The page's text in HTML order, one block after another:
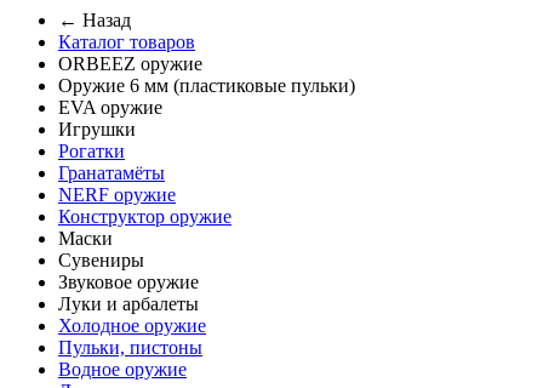
← Назад
Каталог товаров
ORBEEZ оружие
Оружие 6 мм (пластиковые пульки)
EVA оружие
Игрушки
Рогатки
Гранатамёты
NERF оружие
Конструктор оружие
Маски
Сувениры
Звуковое оружие
Луки и арбалеты
Холодное оружие
Пульки, пистоны
Водное оружие